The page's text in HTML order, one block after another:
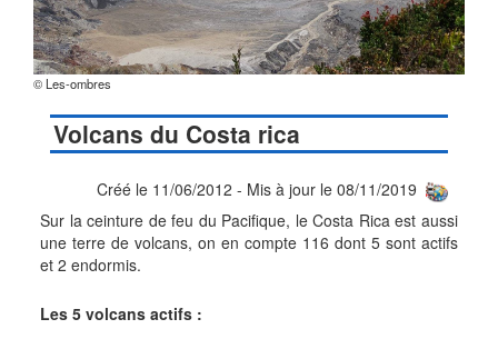
© Les-ombres
Volcans du Costa rica
Créé le 11/06/2012 - Mis à jour le 08/11/2019
Sur la ceinture de feu du Pacifique, le Costa Rica est aussi
une terre de volcans, on en compte 116 dont 5 sont actifs
et 2 endormis.
Les 5 volcans actifs :